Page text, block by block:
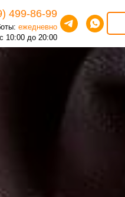
499-86-99
ежедневно
с 10:00 до 20:00